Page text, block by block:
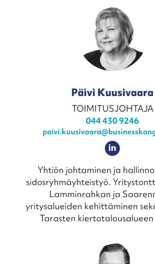
Päivi Kuusivaara
TOIMITUSJOHTAJA
044 430 9246
Yhtiön johtaminen ja
sidosryhmäyhteistyö.
Lamminrahkan ja
yritysalueiden kehittäminen
Tarasten kiertotalousalueen